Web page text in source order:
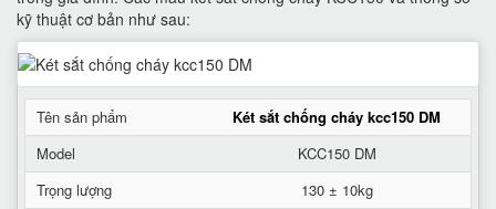
kỹ thuật cơ bản như sau:
Tên sản phẩm
Két sắt chống cháy kcc150 DM
Model
KCC150 DM
Trọng lượng
130 ± 10kg